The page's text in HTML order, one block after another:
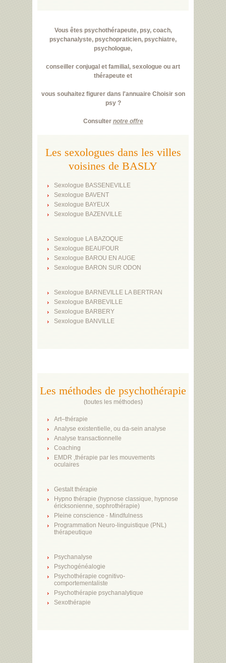
Vous êtes psychothérapeute, psy, coach,
psychanalyste, psychopraticien, psychiatre,
psychologue,
conseiller conjugal et familial, sexologue ou art
thérapeute et
vous souhaitez figurer dans l'annuaire Choisir son
psy ?
Consulter notre offre
Les sexologues dans les villes
voisines de BASLY
Sexologue BASSENEVILLE
Sexologue BAVENT
Sexologue BAYEUX
Sexologue BAZENVILLE
Sexologue LA BAZOQUE
Sexologue BEAUFOUR
Sexologue BAROU EN AUGE
Sexologue BARON SUR ODON
Sexologue BARNEVILLE LA BERTRAN
Sexologue BARBEVILLE
Sexologue BARBERY
Sexologue BANVILLE
Les méthodes de psychothérapie
(toutes les méthodes)
Art–thérapie
Analyse existentielle, ou da-sein analyse
Analyse transactionnelle
Coaching
EMDR ,thérapie par les mouvements
oculaires
Gestalt thérapie
Hypno thérapie (hypnose classique, hypnose
éricksonienne, sophrothérapie)
Pleine conscience - Mindfulness
Programmation Neuro-linguistique (PNL)
thérapeutique
Psychanalyse
Psychogénéalogie
Psychothérapie cognitivo-
comportementaliste
Psychothérapie psychanalytique
Sexothérapie